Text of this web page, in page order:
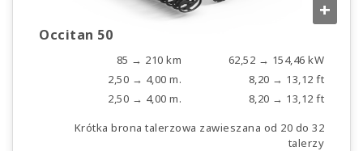
+
Occitan 50
85 → 210 km
62,52 → 154,46 kW
2,50 → 4,00 m.
8,20 → 13,12 ft
2,50 → 4,00 m.
8,20 → 13,12 ft
Krótka brona talerzowa zawieszana od 20 do 32
talerzy